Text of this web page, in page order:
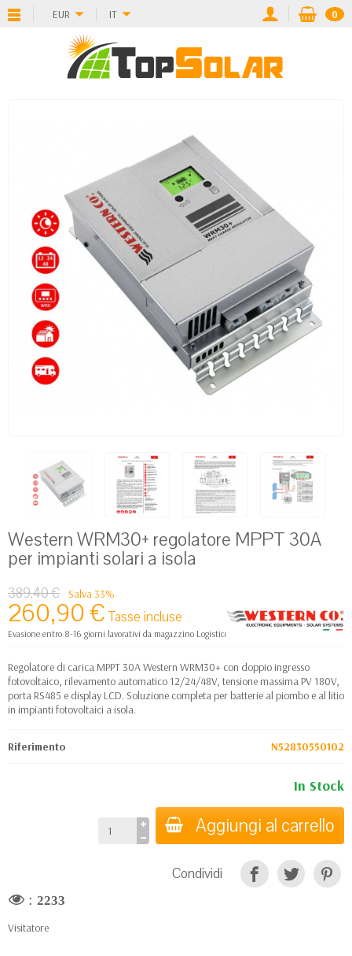
EUR IT 0
Western WRM30+ regolatore MPPT 30A
per impianti solari a isola
389,40 € Salva 33%
260,90 € Tasse incluse
Evasione entro 8-16 giorni lavorativi da magazzino Logistico Europa
Regolatore di carica MPPT 30A Western WRM30+ con doppio ingresso
fotovoltaico, rilevamento automatico 12/24/48V, tensione massima PV 180V,
porta RS485 e display LCD. Soluzione completa per batterie al piombo e al litio
in impianti fotovoltaici a isola.
Riferimento N52830550102
In Stock
Aggiungi al carrello
Condividi
: 2233
Visitatore